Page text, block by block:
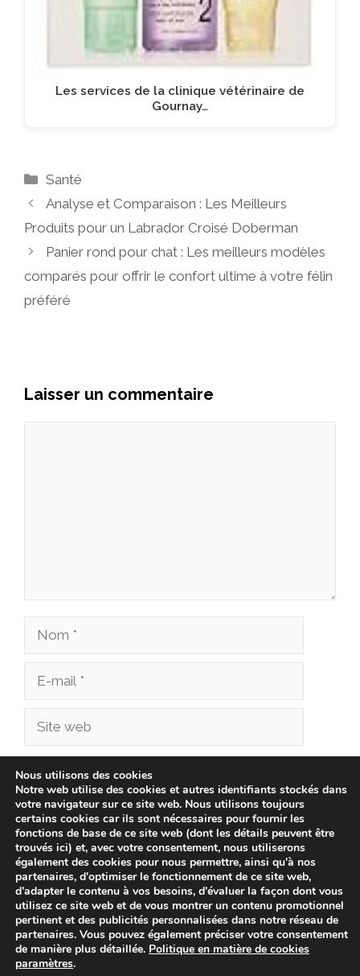
Les services de la clinique vétérinaire de
Gournay…
Catégories
Santé
Analyse et Comparaison : Les Meilleurs
Produits pour un Labrador Croisé Doberman
Panier rond pour chat : Les meilleurs modèles
comparés pour offrir le confort ultime à votre félin
préféré
Laisser un commentaire
Nom
Site
Enregistrer mon nom, mon e-mail et mon site
dans le navigateur pour mon prochain
commentaire.
© 2026 cliniqueveterinairechampionnet.fr -
Nous utilisons des cookies
Notre web utilise des cookies et autres identifiants stockés dans
votre navigateur sur ce site web. Nous utilisons toujours
certains cookies car ils sont nécessaires pour fournir les
fonctions de base de ce site web (dont les détails peuvent être
trouvés ici) et, avec votre consentement, nous utiliserons
également des cookies pour nous permettre, ainsi qu'à nos
partenaires, d'optimiser le fonctionnement de ce site web,
d'adapter le contenu à vos besoins, d'évaluer la façon dont vous
utilisez ce site web et de vous montrer un contenu promotionnel
pertinent et des publicités personnalisées dans notre réseau de
partenaires. Vous pouvez également préciser votre consentement
de manière plus détaillée. Politique en matière de cookies
paramètres.